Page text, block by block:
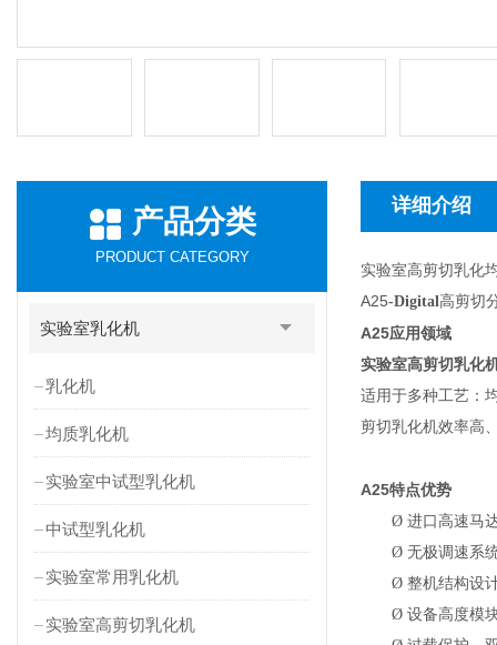
产品分类
PRODUCT CATEGORY
实验室乳化机
乳化机
均质乳化机
实验室中试型乳化机
中试型乳化机
实验室常用乳化机
实验室高剪切乳化机
详细介绍
实验室高剪切乳化
A25-Digital高剪切
A25应用领域
实验室高剪切乳化
适用于多种工艺：
剪切乳化机效率高
A25特点优势
Ø 进口高速马
Ø 无极调速系
Ø 整机结构设
Ø 设备高度模